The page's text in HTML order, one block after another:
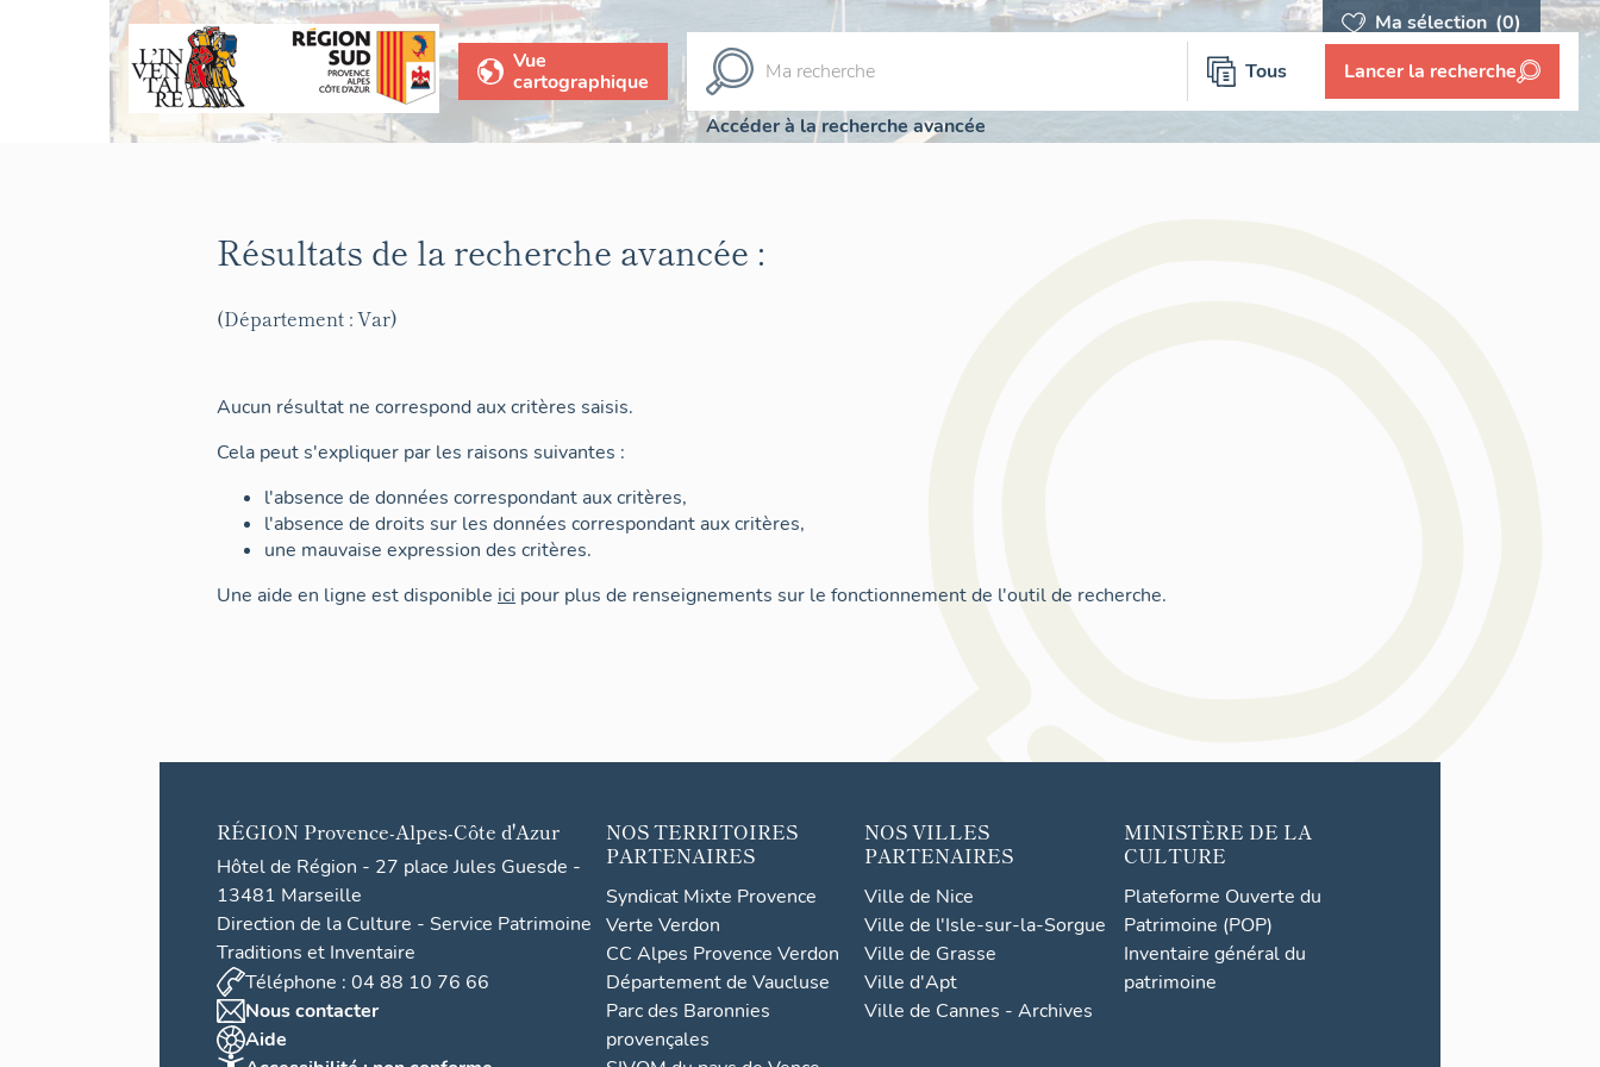
Ma sélection (0)
Vue
cartographique
Tous Lancer la recherche
Accéder à la recherche avancée
Résultats de la recherche avancée :
(Département : Var)
Aucun résultat ne correspond aux critères saisis.
Cela peut s'expliquer par les raisons suivantes :
l'absence de données correspondant aux critères,
l'absence de droits sur les données correspondant aux critères,
une mauvaise expression des critères.
Une aide en ligne est disponible ici pour plus de renseignements sur le fonctionnement de l'outil de recherche.
RÉGION Provence-Alpes-Côte d'Azur
Hôtel de Région - 27 place Jules Guesde -
13481 Marseille
Direction de la Culture - Service Patrimoine
Traditions et Inventaire
Téléphone : 04 88 10 76 66
Nous contacter
Aide
NOS TERRITOIRES
PARTENAIRES
Syndicat Mixte Provence
Verte Verdon
CC Alpes Provence Verdon
Département de Vaucluse
Parc des Baronnies
provençales
NOS VILLES
PARTENAIRES
Ville de Nice
Ville de l'Isle-sur-la-Sorgue
Ville de Grasse
Ville d'Apt
Ville de Cannes - Archives
MINISTÈRE DE LA
CULTURE
Plateforme Ouverte du
Patrimoine (POP)
Inventaire général du
patrimoine